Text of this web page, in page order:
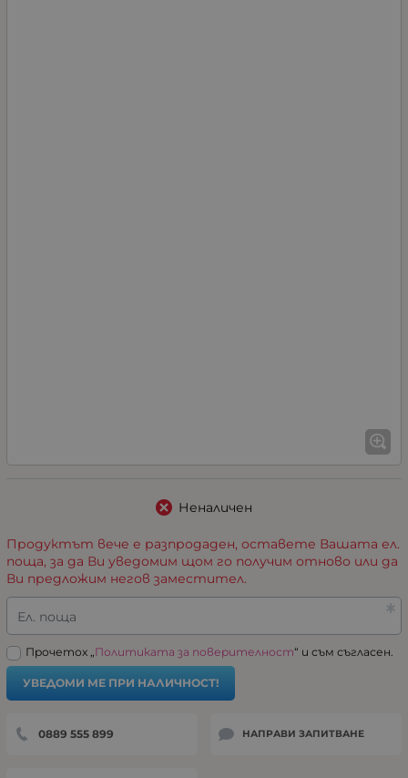
Неналичен
Продуктът вече е разпродаден, оставете Вашата ел.
поща, за да Ви уведомим щом го получим отново или да
Ви предложим негов заместител.
Ел. поща
Прочетох „Политиката за поверителност“ и съм съгласен.
УВЕДОМИ МЕ ПРИ НАЛИЧНОСТ!
0889 555 899 НАПРАВИ ЗАПИТВАНЕ